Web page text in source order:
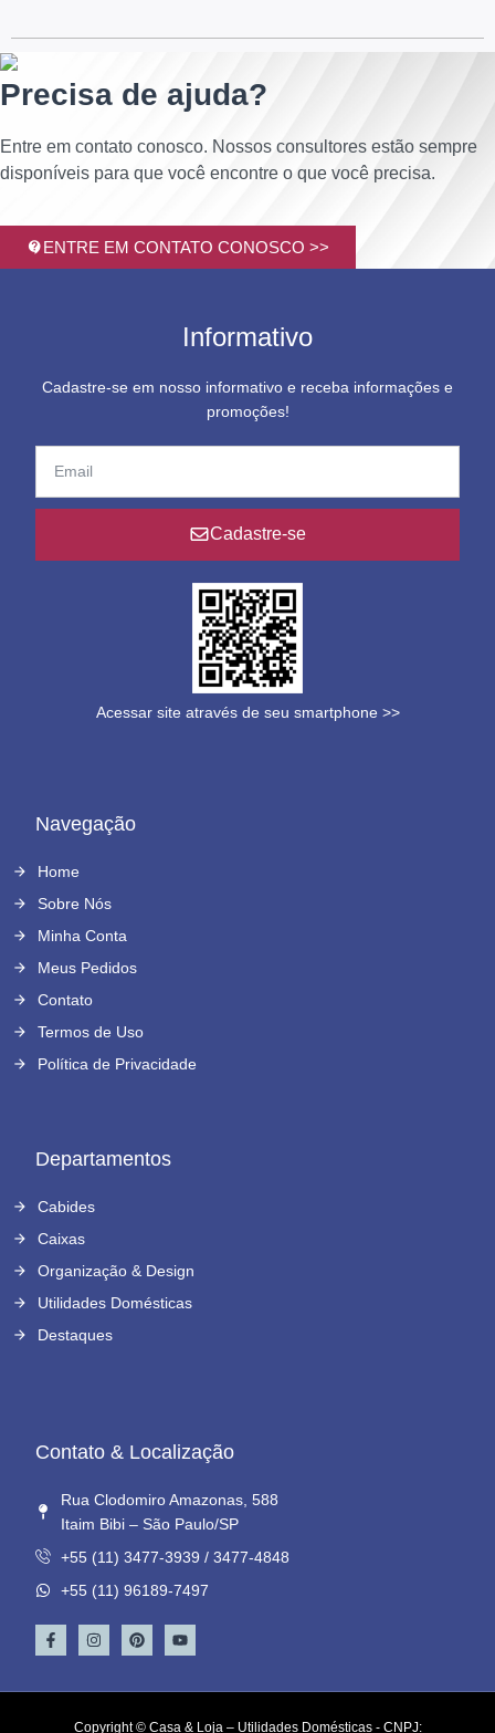
Precisa de ajuda?
Entre em contato conosco. Nossos consultores estão sempre
disponíveis para que você encontre o que você precisa.
ENTRE EM CONTATO CONOSCO >>
Informativo
Cadastre-se em nosso informativo e receba informações e
promoções!
Cadastre-se
Acessar site através de seu smartphone >>
Navegação
Home
Sobre Nós
Minha Conta
Meus Pedidos
Contato
Termos de Uso
Política de Privacidade
Departamentos
Cabides
Caixas
Organização & Design
Utilidades Domésticas
Destaques
Contato & Localização
Rua Clodomiro Amazonas, 588
Itaim Bibi – São Paulo/SP
+55 (11) 3477-3939 / 3477-4848
+55 (11) 96189-7497
Copyright © Casa & Loja – Utilidades Domésticas - CNPJ: